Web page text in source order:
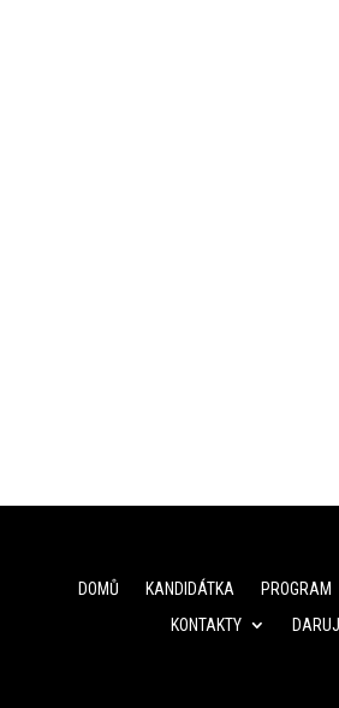
DOMŮ KANDIDÁTKA PROGRAM
KONTAKTY
DARUJ